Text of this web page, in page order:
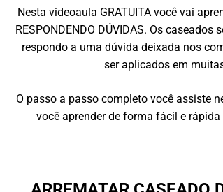
Nesta videoaula GRATUITA você vai
RESPONDENDO DÚVIDAS. Os
respondo a uma dúvida deixada nos
ser aplicados em
O passo a passo completo você assiste
você aprender de forma fácil e